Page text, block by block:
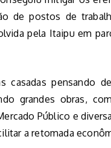
de postos de
pela Itaipu em
casadas pensando
grandes obras,
Público e
a retomada